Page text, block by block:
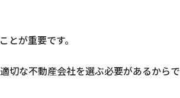
が重要です。
切な不動産会社を選ぶ必要があるからで